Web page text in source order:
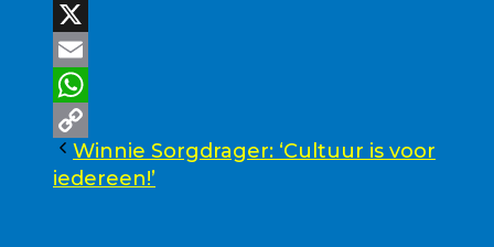
Facebook
X
Email
WhatsApp
Copy
Link
Winnie Sorgdrager: ‘Cultuur is voor
iedereen!’